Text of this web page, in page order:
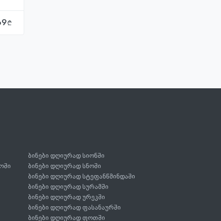
ბინები დღიურად სიონში
ბინები დღიურად სნოში
ბინები დღიურად სტეფანწმინდაში
ბინები დღიურად სურამში
ბინები დღიურად ურეკში
ბინები დღიურად ფასანაურში
ბინები დღიურად ფოთში